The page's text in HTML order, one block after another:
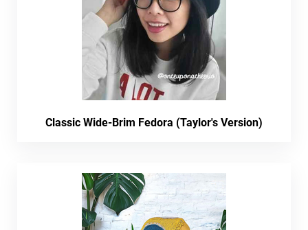
Classic Wide-Brim Fedora (Taylor's Version)